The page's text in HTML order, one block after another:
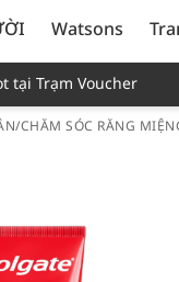
Watsons
tại Trạm Voucher
/CHĂM SÓC RĂNG